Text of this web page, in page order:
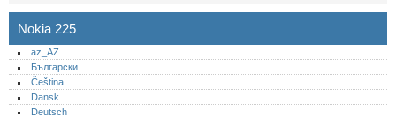
Nokia 225
az_AZ
Български
Čeština
Dansk
Deutsch